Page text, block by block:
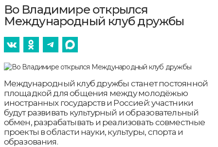
Во Владимире открылся
Международный клуб дружбы
Международный клуб дружбы станет постоянной
площадкой для общения между молодёжью
иностранных государств и Россией: участники
будут развивать культурный и образовательный
обмен, разрабатывать и реализовать совместные
проекты в области науки, культуры, спорта и
образования.